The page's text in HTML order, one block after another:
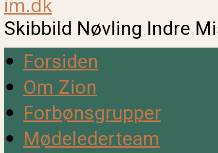
Skibbild Nøvling Indre
Forsiden
Om Zion
Forbønsgrupper
Mødelederteam